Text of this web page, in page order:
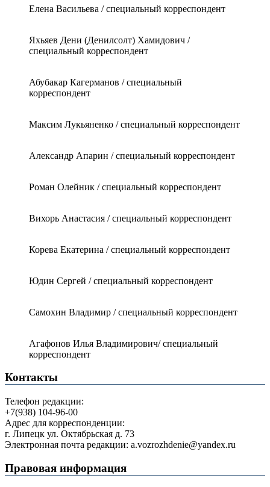
Елена Васильева / специальный корреспондент
Яхьяев Дени (Денилсолт) Хамидович /
специальный корреспондент
Абубакар Кагерманов / специальный
корреспондент
Максим Лукьяненко / специальный корреспондент
Александр Апарин / специальный корреспондент
Роман Олейник / специальный корреспондент
Вихорь Анастасия / специальный корреспондент
Корева Екатерина / специальный корреспондент
Юдин Сергей / специальный корреспондент
Самохин Владимир / специальный корреспондент
Агафонов Илья Владимирович/ специальный
корреспондент
Контакты
Телефон редакции:
+7(938) 104-96-00
Адрес для корреспонденции:
г. Липецк ул. Октябрьская д. 73
Электронная почта редакции: a.vozrozhdenie@yandex.ru
Правовая информация